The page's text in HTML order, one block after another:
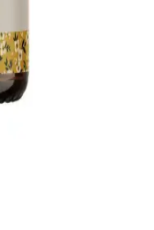
ve Aromaterapiye
cilt ve ruh
aromaterapi ve günlük